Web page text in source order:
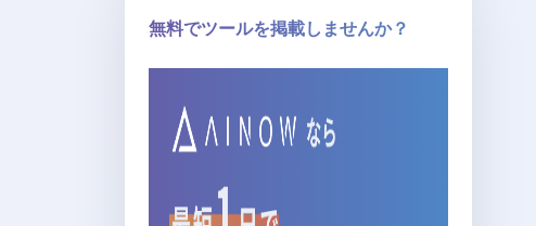
無料でツールを掲載しませんか？